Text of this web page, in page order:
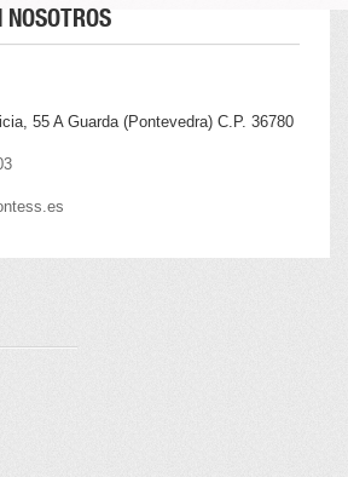
NOSOTROS
55 A Guarda (Pontevedra) C.P. 36780